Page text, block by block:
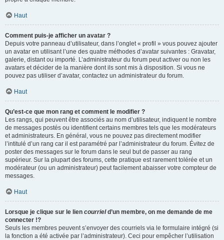
Haut
Comment puis-je afficher un avatar ?
Depuis votre panneau d’utilisateur, dans l’onglet « profil » vous pouvez ajouter
un avatar en utilisant l’une des quatre méthodes d’avatar suivantes : Gravatar,
galerie, distant ou importé. L’administrateur du forum peut activer ou non les
avatars et décider de la manière dont ils sont mis à disposition. Si vous ne
pouvez pas utiliser d’avatar, contactez un administrateur du forum.
Haut
Qu’est-ce que mon rang et comment le modifier ?
Les rangs, qui peuvent être associés au nom d’utilisateur, indiquent le nombre
de messages postés ou identifient certains membres tels que les modérateurs
et administrateurs. En général, vous ne pouvez pas directement modifier
l’intitulé d’un rang car il est paramétré par l’administrateur du forum. Évitez de
poster des messages sur le forum dans le seul but de passer au rang
supérieur. Sur la plupart des forums, cette pratique est rarement tolérée et un
modérateur (ou un administrateur) peut facilement abaisser votre compteur de
messages.
Haut
Lorsque je clique sur le lien courrield’un membre, on me demande de me
connecter !?
Seuls les membres peuvent s’envoyer des courriels via le formulaire intégré (si
la fonction a été activée par l’administrateur). Ceci pour empêcher l’utilisation